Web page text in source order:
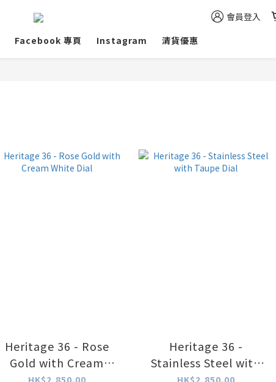
會員登入
Facebook 專頁 Instagram 清貨優惠
Heritage 36 - Rose
Gold with Cream
Heritage 36 -
Stainless Steel with